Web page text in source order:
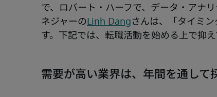
で、ロバート・ハーフで、データ・アナ
ネジャーの Linh Dang さんは、「タイミ
需要が高い業界は、年間を通して